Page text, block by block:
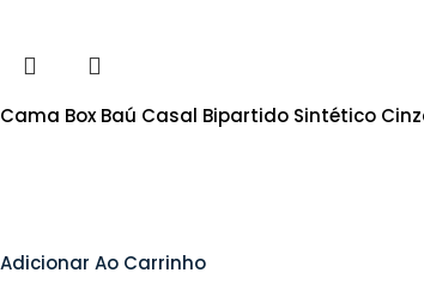
Cama Box Baú Casal Bipartido Sintético
Adicionar Ao Carrinho